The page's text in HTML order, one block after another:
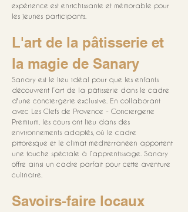
expérience est enrichissante et mémorable pour
les jeunes participants.
L'art de la pâtisserie et
la magie de Sanary
Sanary est le lieu idéal pour que les enfants
découvrent l’art de la pâtisserie dans le cadre
d'une conciergerie exclusive. En collaborant
avec Les Clefs de Provence - Conciergerie
Premium, les cours ont lieu dans des
environnements adaptés, où le cadre
pittoresque et le climat méditerranéen apportent
une touche spéciale à l’apprentissage. Sanary
offre ainsi un cadre parfait pour cette aventure
culinaire.
Savoirs-faire locaux